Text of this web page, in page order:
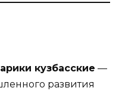
кузбасские —
развития